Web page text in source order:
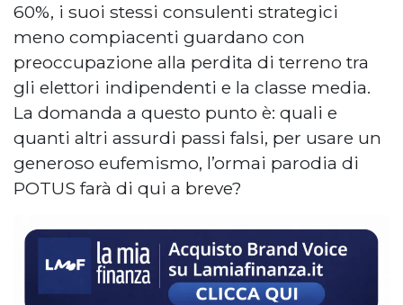
60%, i suoi stessi consulenti strategici
meno compiacenti guardano con
preoccupazione alla perdita di terreno tra
gli elettori indipendenti e la classe media.
La domanda a questo punto è: quali e
quanti altri assurdi passi falsi, per usare un
generoso eufemismo, l’ormai parodia di
POTUS farà di qui a breve?